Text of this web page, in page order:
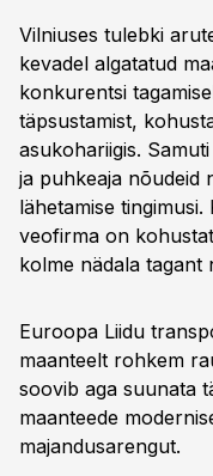
Vilniuses tulebki
kevadel algatatud
konkurentsi
täpsustamist,
asukohariigis.
ja puhkeaja nõudeid
lähetamise
veofirma on
kolme nädala tagant
Euroopa Liidu
maanteelt rohkem
soovib aga suunata
maanteede
majandusarengut.